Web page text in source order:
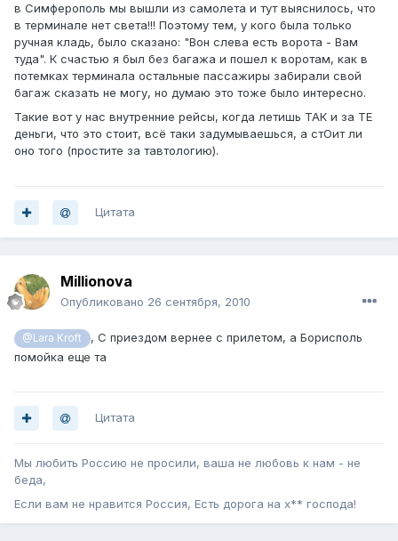
в Симферополь мы вышли из самолета и тут выяснилось, что
в терминале нет света!!! Поэтому тем, у кого была только
ручная кладь, было сказано: "Вон слева есть ворота - Вам
туда". К счастью я был без багажа и пошел к воротам, как в
потемках терминала остальные пассажиры забирали свой
багаж сказать не могу, но думаю это тоже было интересно.
Такие вот у нас внутренние рейсы, когда летишь ТАК и за ТЕ
деньги, что это стоит, всё таки задумываешься, а стОит ли
оно того (простите за тавтологию).
Цитата
Millionova
Опубликовано 26 сентября, 2010
@Lara Kroft
, С приездом вернее с прилетом, а Борисполь
помойка еще та
Цитата
Мы любить Россию не просили, ваша не любовь к нам - не
беда,
Если вам не нравится Россия, Есть дорога на х** господа!